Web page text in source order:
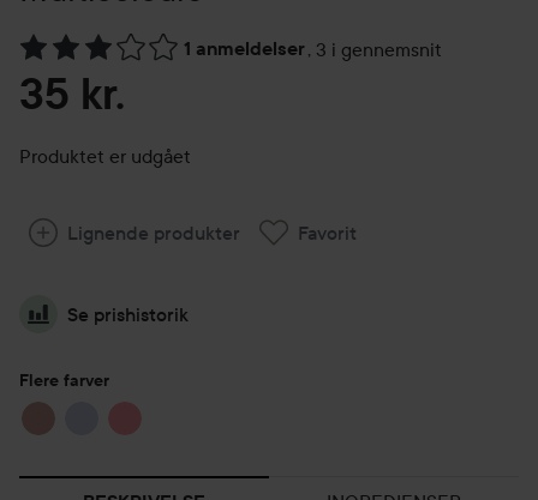
1 anmeldelser, 3 i gennemsnit
Gå til Anmeldelser & kommentarer
35 kr.
Produktet er udgået
Lignende produkter Favorit
Se prishistorik
Flere farver